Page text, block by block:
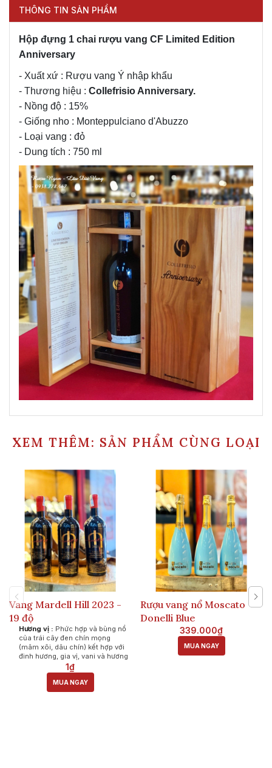
THÔNG TIN SẢN PHẨM
Hộp đựng 1 chai rượu vang CF Limited Edition
Anniversary
- Xuất xứ : Rượu vang Ý nhập khẩu
- Thương hiệu : Collefrisio Anniversary.
- Nồng độ : 15%
- Giống nho : Monteppulciano d'Abuzzo
- Loại vang : đỏ
- Dung tích : 750 ml
XEM THÊM: SẢN PHẨM CÙNG LOẠI
Vang Mardell Hill 2023 -
19 độ
Hương vị : Phức hợp và bùng nổ
của trái cây đen chín mọng
(mâm xôi, dâu chín) kết hợp với
đinh hương, gia vị, vani và hương
gỗ sồi từ quá trình ủ lâu năm.
Dù có nồng độ cao lên
tới 19% nhưng rượu lại có hậu vị
1₫
MUA NGAY
Rượu vang nổ Moscato
Donelli Blue
339.000₫
MUA NGAY